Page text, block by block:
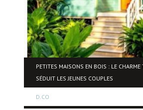
PETITES MAISONS EN BOIS : LE CHARME
SÉDUIT LES JEUNES COUPLES
D.CO